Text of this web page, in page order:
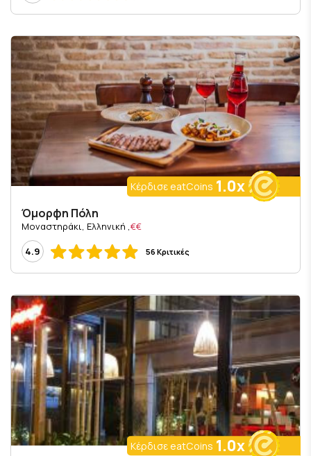
Κέρδισε eatCoins 1.0x
Όμορφη Πόλη
€€
, Μοναστηράκι, Ελληνική
4.9
56 Κριτικές
Κέρδισε eatCoins 1.0x